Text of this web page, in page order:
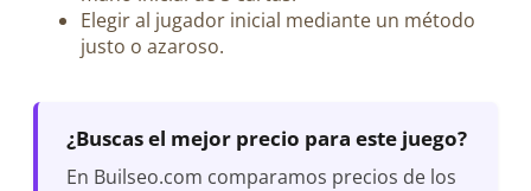
Elegir al jugador inicial mediante un método
justo o azaroso.
¿Buscas el mejor precio para este juego?
En Builseo.com comparamos precios de los